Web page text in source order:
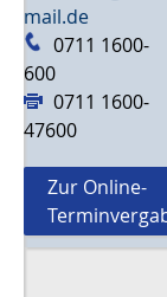
mail.de
0711 1600-
600
0711 1600-
47600
Zur Online-